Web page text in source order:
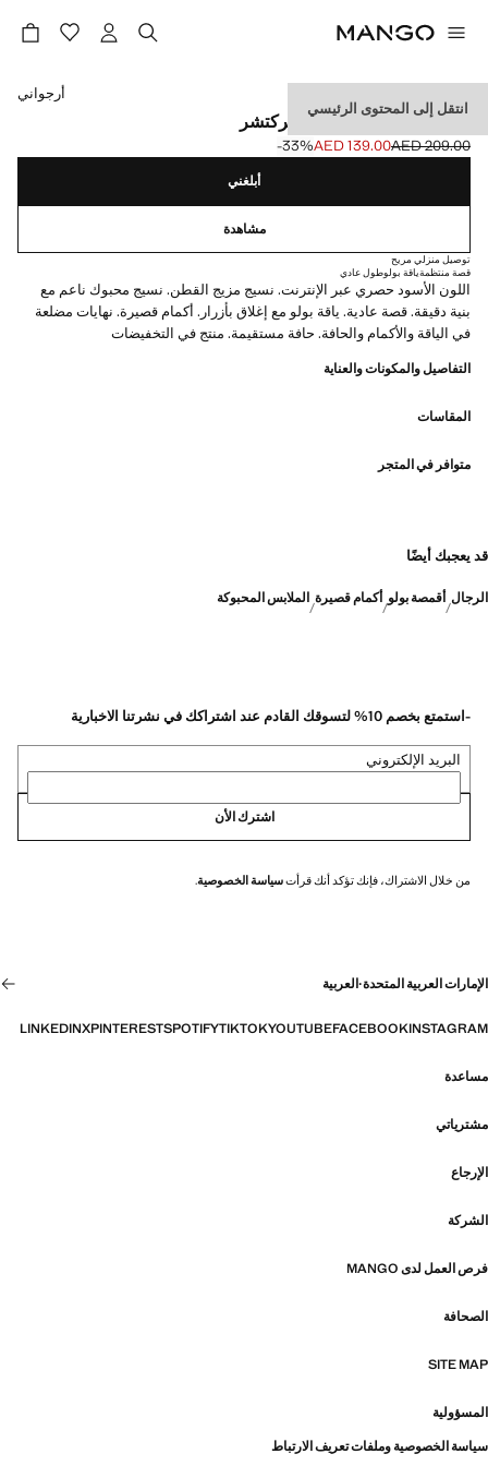
انتقل إلى المحتوى الرئيسي
بولو بنسيج دقيق بميكروستركتشر
السعر الأول محذوف [AED 209.00 ]
AED 209.00
السعر الحالي [AED 139.00 ]AED 139.00
‎-33‎%‎
حدد اللون
أرجواني
أبلغني
مشاهدة
توصيل منزلي مريح
قصة منتظمةياقة بولوطول عادي
اللون الأسود حصري عبر الإنترنت. نسيج مزيج القطن. نسيج محبوك ناعم مع
بنية دقيقة. قصة عادية. ياقة بولو مع إغلاق بأزرار. أكمام قصيرة. نهايات مضلعة
في الياقة والأكمام والحافة. حافة مستقيمة. منتج في التخفيضات
التفاصيل والمكونات والعناية
المقاسات
متوافر في المتجر
قد يعجبك أيضًا
الرجال أقمصة بولو أكمام قصيرة الملابس المحبوكة
-استمتع بخصم 10% لتسوقك القادم عند اشتراكك في نشرتنا الاخبارية
البريد الإلكتروني
اشترك الأن
من خلال الاشتراك، فإنك تؤكد أنك قرأتسياسة الخصوصية.
الإمارات العربية المتحدة·العربية
INSTAGRAM
FACEBOOK
YOUTUBE
TIKTOK
SPOTIFY
PINTEREST
X
LINKEDIN
مساعدة
مشترياتي
الإرجاع
الشركة
فرص العمل لدى MANGO
الصحافة
SITE MAP
المسؤولية
سياسة الخصوصية وملفات تعريف الارتباط